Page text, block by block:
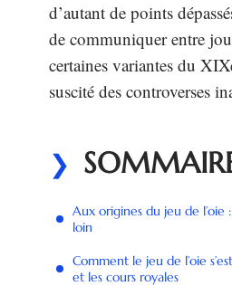
d’autant de points
de communiquer entre
certaines variantes du
suscité des controverses
Aux origines du jeu de l’oie
loin
Comment le jeu de l’oie
et les cours royales